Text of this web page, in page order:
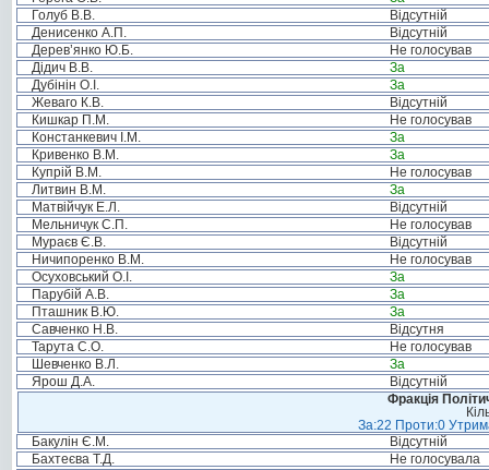
Голуб В.В.
Відсутній
Денисенко А.П.
Відсутній
Дерев’янко Ю.Б.
Не голосував
Дідич В.В.
За
Дубінін О.І.
За
Жеваго К.В.
Відсутній
Кишкар П.М.
Не голосував
Констанкевич І.М.
За
Кривенко В.М.
За
Купрій В.М.
Не голосував
Литвин В.М.
За
Матвійчук Е.Л.
Відсутній
Мельничук С.П.
Не голосував
Мураєв Є.В.
Відсутній
Ничипоренко В.М.
Не голосував
Осуховський О.І.
За
Парубій А.В.
За
Пташник В.Ю.
За
Савченко Н.В.
Відсутня
Тарута С.О.
Не голосував
Шевченко В.Л.
За
Ярош Д.А.
Відсутній
Фракція
За:22 Проти:0
Бакулін Є.М.
Відсутній
Бахтеєва Т.Д.
Не голосувала